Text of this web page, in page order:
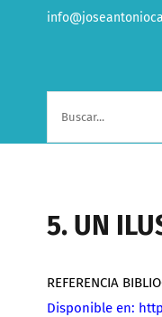
5. UN
REFERENCIA
Disponible en: